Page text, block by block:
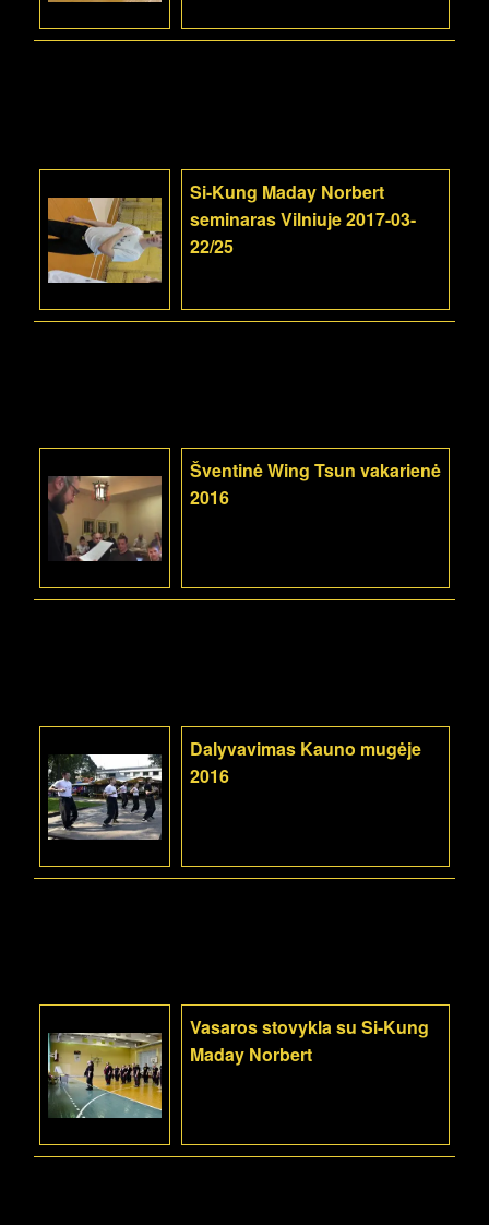
Si-Kung Maday Norbert
seminaras Vilniuje 2017-03-
22/25
Šventinė Wing Tsun vakarienė
2016
Dalyvavimas Kauno mugėje
2016
Vasaros stovykla su Si-Kung
Maday Norbert